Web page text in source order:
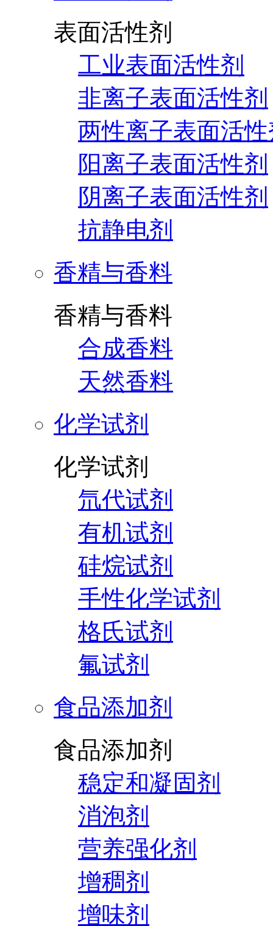
表面活性剂
工业表面活性剂
非离子表面活性剂
两性离子表面活
阳离子表面活性剂
阴离子表面活性剂
抗静电剂
香精与香料
香精与香料
合成香料
天然香料
化学试剂
化学试剂
氘代试剂
有机试剂
硅烷试剂
手性化学试剂
格氏试剂
氟试剂
食品添加剂
食品添加剂
稳定和凝固剂
消泡剂
营养强化剂
增稠剂
增味剂